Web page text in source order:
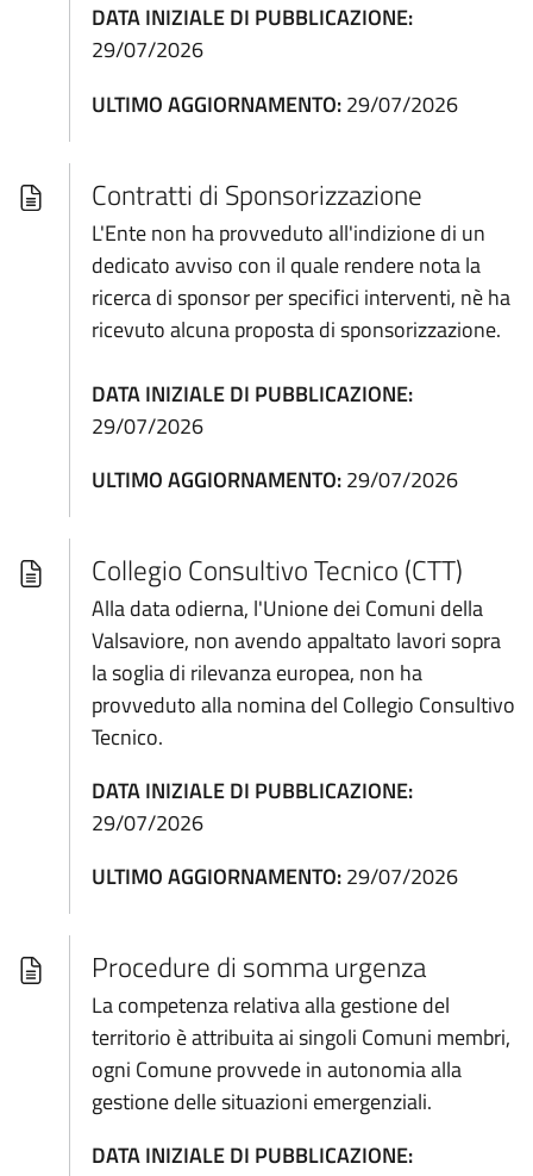
DATA INIZIALE DI PUBBLICAZIONE:
29/07/2026
ULTIMO AGGIORNAMENTO:29/07/2026
Contratti di Sponsorizzazione
L'Ente non ha provveduto all'indizione di un
dedicato avviso con il quale rendere nota la
ricerca di sponsor per specifici interventi, nè ha
ricevuto alcuna proposta di sponsorizzazione.
DATA INIZIALE DI PUBBLICAZIONE:
29/07/2026
ULTIMO AGGIORNAMENTO:29/07/2026
Collegio Consultivo Tecnico (CTT)
Alla data odierna, l'Unione dei Comuni della
Valsaviore, non avendo appaltato lavori sopra
la soglia di rilevanza europea, non ha
provveduto alla nomina del Collegio Consultivo
Tecnico.
DATA INIZIALE DI PUBBLICAZIONE:
29/07/2026
ULTIMO AGGIORNAMENTO:29/07/2026
Procedure di somma urgenza
La competenza relativa alla gestione del
territorio è attribuita ai singoli Comuni membri,
ogni Comune provvede in autonomia alla
gestione delle situazioni emergenziali.
DATA INIZIALE DI PUBBLICAZIONE: